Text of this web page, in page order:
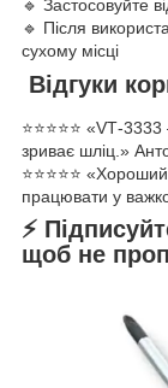
🔹 Застосовуйте
🔹 Після
сухому місці
Відгуки
⭐️⭐️⭐️⭐️⭐
зриває шліц.»
⭐️⭐️⭐️⭐️⭐
працювати у
⚡
щоб не